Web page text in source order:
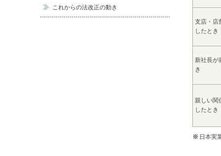
支店・店
したとき
新社長が
き
親しい関
したとき
※ 日本実
これからの法改正の動き